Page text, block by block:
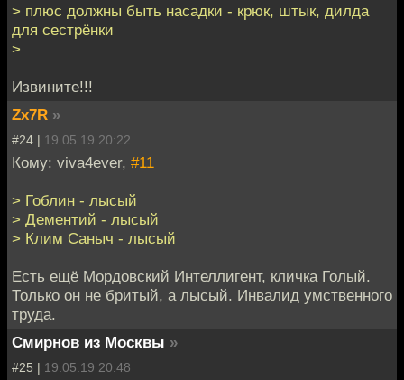
> плюс должны быть насадки - крюк, штык, дилда
для сестрёнки
>
Извините!!!
Zx7R »
#24 | 19.05.19 20:22
Кому: viva4ever, #11
> Гоблин - лысый
> Дементий - лысый
> Клим Саныч - лысый
Есть ещё Мордовский Интеллигент, кличка Голый.
Только он не бритый, а лысый. Инвалид умственного
труда.
Смирнов из Москвы »
#25 | 19.05.19 20:48